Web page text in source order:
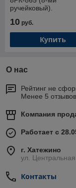
ручейковый).
10 руб.
Купить
О нас
Рейтинг не
Менее 5
Компания
Работает с
г. Хатежино
ул.
Контакты